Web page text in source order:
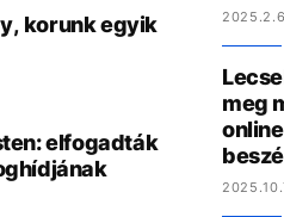
korunk egyik
elfogadták
meg